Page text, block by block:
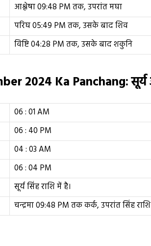
आश्लेषा 09:48 PM तक, उपरांत मघा
परिघ 05:49 PM तक, उसके बाद शिव
विष्टि 04:28 PM तक, उसके बाद शकुनि
2024 Ka Panchang:
06 : 01 AM
06 : 40 PM
04 : 03 AM
06 : 04 PM
सूर्य सिंह राशि में है।
चन्द्रमा 09:48 PM तक कर्क, उपरांत सिंह